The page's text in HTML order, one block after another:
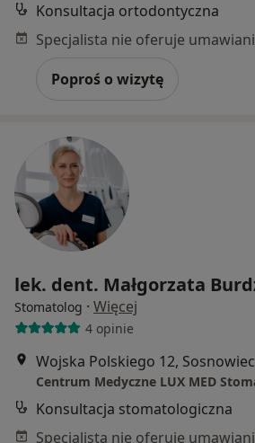
Konsultacja ortodontyczna
Poproś o wizytę
lek. dent. Małgorzata
Stomatolog · Więcej
4 opinie
Wojska Polskiego 12, Sosnowiec
Konsultacja stomatologiczna